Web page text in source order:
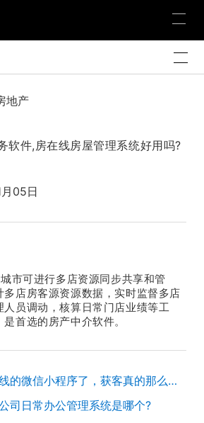
地产
软件,房在线房屋管理系统好用吗?
05日
市可进行多店资源同步共享和管
店房客源资源数据，实时监督多店
员调动，核算日常门店业绩等工
首选的房产中介软件。
房在线的微信小程序了，获客真的那么厉害吗？
司日常办公管理系统是哪个?